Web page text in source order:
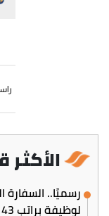
الأكثر
رسميًا.. السفارة
لوظيفة براتب 43 ألف جنيه شهريًا